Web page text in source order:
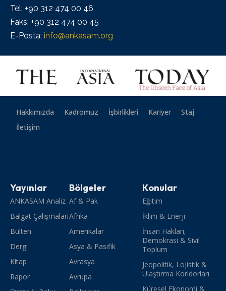
Tel: +90 312 474 00 46
Faks: +90 312 474 00 45
E-Posta: info@ankasam.org
Hakkımızda Kadromuz İşbirlikleri Kariyer
Staj
İletişim
Yayınlar
ANKASAM Analiz
Balgat Çalışmaları
Bülten
Dergi
Kitap
Rapor
Bölgeler
Af & Pak
Afrika
Amerikalar
Asya & Pasifik
Avrasya
Avrupa
Konular
Eğitim
İklim & Enerji
İnsan Hakları,
Demokrasi & Sivil
Toplum
Jeopolitik, Lojistik &
Ulaştırma Koridorları
Küresel Ekonomi &